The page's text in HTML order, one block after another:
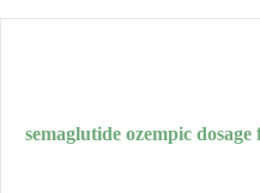
semaglutide ozempic